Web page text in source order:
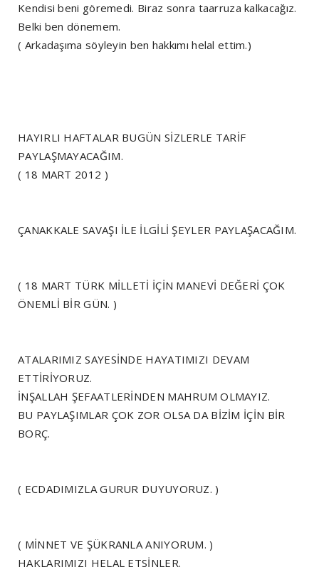
Kendisi beni göremedi. Biraz sonra taarruza kalkacağız.
Belki ben dönemem.
( Arkadaşıma söyleyin ben hakkımı helal ettim.)
HAYIRLI HAFTALAR BUGÜN SİZLERLE TARİF
PAYLAŞMAYACAĞIM.
( 18 MART 2012 )
ÇANAKKALE SAVAŞI İLE İLGİLİ ŞEYLER PAYLAŞACAĞIM.
( 18 MART TÜRK MİLLETİ İÇİN MANEVİ DEĞERİ ÇOK
ÖNEMLİ BİR GÜN. )
ATALARIMIZ SAYESİNDE HAYATIMIZI DEVAM
ETTİRİYORUZ.
İNŞALLAH ŞEFAATLERİNDEN MAHRUM OLMAYIZ.
BU PAYLAŞIMLAR ÇOK ZOR OLSA DA BİZİM İÇİN BİR
BORÇ.
( ECDADIMIZLA GURUR DUYUYORUZ. )
( MİNNET VE ŞÜKRANLA ANIYORUM. )
HAKLARIMIZI HELAL ETSİNLER.